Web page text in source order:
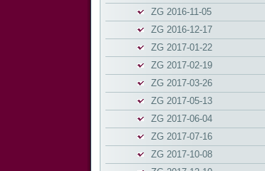
ZG 2016-11-05
ZG 2016-12-17
ZG 2017-01-22
ZG 2017-02-19
ZG 2017-03-26
ZG 2017-05-13
ZG 2017-06-04
ZG 2017-07-16
ZG 2017-10-08